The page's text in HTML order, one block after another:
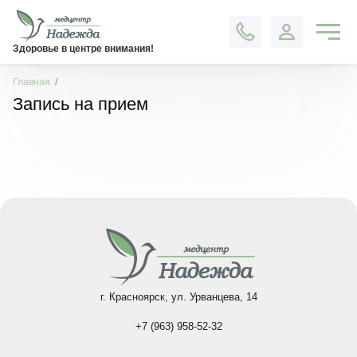
Здоровье в центре внимания!
Контакты
Главная
Запись на прием
г. Красноярск, ул. Урванцева, 14
+7 (963) 958-52-32